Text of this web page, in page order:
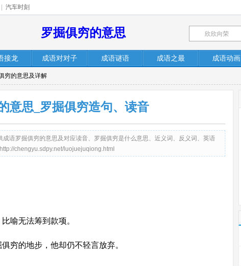
汽车时刻
罗掘俱穷的意思
接龙 成语对对子 成语谜语 成语之最 成语动画
穷的意思及详解
意思_罗掘俱穷造句、读音
语罗掘俱穷的意思及对应读音、罗掘俱穷是什么意思、近义词、反义词、英语
chengyu.sdpy.net/luojuejuqiong.html
喻无法筹到款项。
穷的地步，他却仍不轻言放弃。